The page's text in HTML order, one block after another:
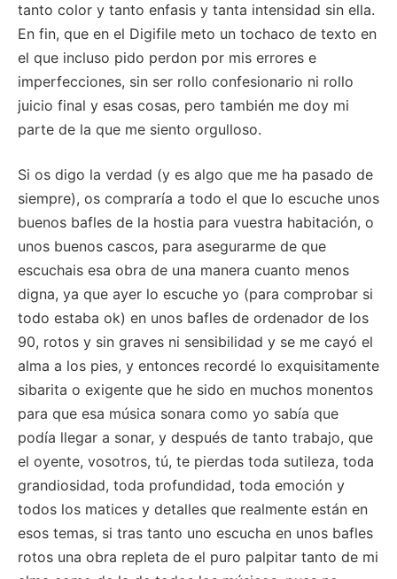
tanto color y tanto enfasis y tanta intensidad sin ella.
En fin, que en el Digifile meto un tochaco de texto en
el que incluso pido perdon por mis errores e
imperfecciones, sin ser rollo confesionario ni rollo
juicio final y esas cosas, pero también me doy mi
parte de la que me siento orgulloso.
Si os digo la verdad (y es algo que me ha pasado de
siempre), os compraría a todo el que lo escuche unos
buenos bafles de la hostia para vuestra habitación, o
unos buenos cascos, para asegurarme de que
escuchais esa obra de una manera cuanto menos
digna, ya que ayer lo escuche yo (para comprobar si
todo estaba ok) en unos bafles de ordenador de los
90, rotos y sin graves ni sensibilidad y se me cayó el
alma a los pies, y entonces recordé lo exquisitamente
sibarita o exigente que he sido en muchos monentos
para que esa música sonara como yo sabía que
podía llegar a sonar, y después de tanto trabajo, que
el oyente, vosotros, tú, te pierdas toda sutileza, toda
grandiosidad, toda profundidad, toda emoción y
todos los matices y detalles que realmente están en
esos temas, si tras tanto uno escucha en unos bafles
rotos una obra repleta de el puro palpitar tanto de mi